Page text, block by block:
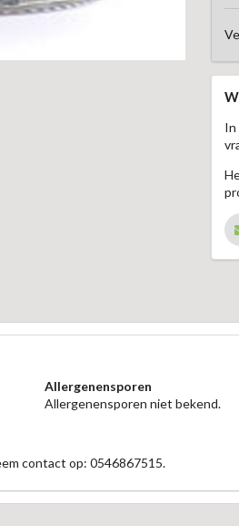
In
Allergenensporen
Allergenensporen niet bekend.
contact op: 0546867515.